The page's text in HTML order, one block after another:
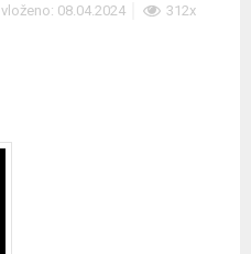
vloženo: 08.04.2024 312x